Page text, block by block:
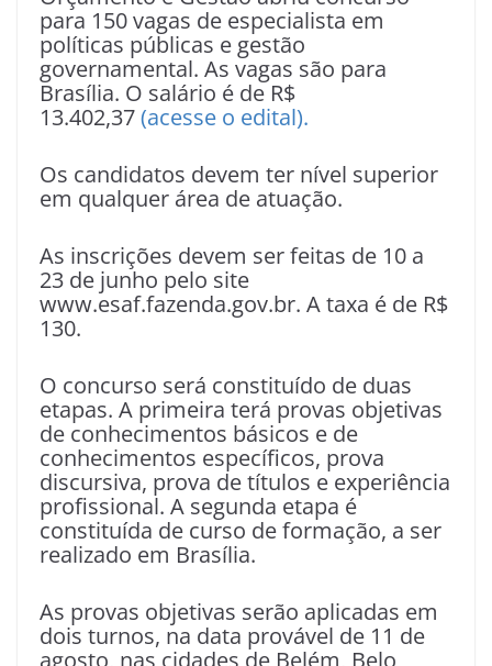
para 150 vagas de especialista em
políticas públicas e gestão
governamental. As vagas são para
Brasília. O salário é de R$
13.402,37(acesse o edital).
Os candidatos devem ter nível superior
em qualquer área de atuação.
As inscrições devem ser feitas de 10 a
23 de junho pelo site
www.esaf.fazenda.gov.br. A taxa é de R$
130.
O concurso será constituído de duas
etapas. A primeira terá provas objetivas
de conhecimentos básicos e de
conhecimentos específicos, prova
discursiva, prova de títulos e experiência
profissional. A segunda etapa é
constituída de curso de formação, a ser
realizado em Brasília.
As provas objetivas serão aplicadas em
dois turnos, na data provável de 11 de